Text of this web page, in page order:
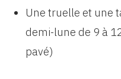
Une truelle et une
demi-lune de 9 à
pavé)